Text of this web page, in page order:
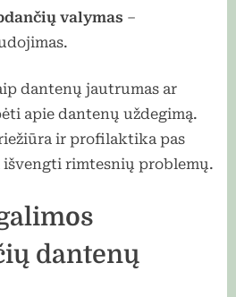
valymas –
dantenų jautrumas ar
apie dantenų uždegimą.
ir profilaktika pas
išvengti rimtesnių problemų.
dantenų